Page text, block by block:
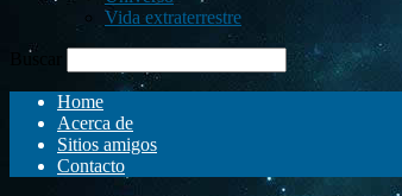
Vida extraterrestre
Buscar
Home
Acerca de
Sitios amigos
Contacto